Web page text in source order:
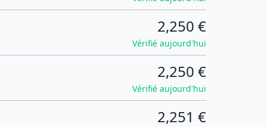
2,250 €
Vérifié aujourd'hui
2,250 €
Vérifié aujourd'hui
2,251 €